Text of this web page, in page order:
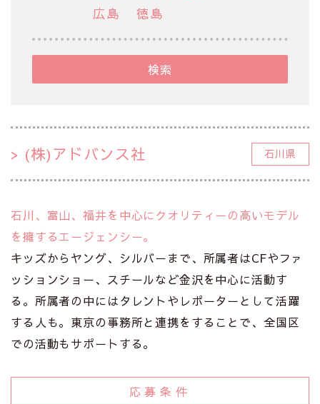
広島
徳島
検索
(株)アドバンス社 石川県
石川、富山、福井を中心にクオリティーの高いモデル
を擁するエージェンシー。
キッズからヤング、シルバーまで、所属者はCFやファ
ッションショー、スチールなど金沢を中心に活動す
る。所属者の中にはタレントやレポーターとして活躍
する人も。東京の事務所と連携をすることで、全国区
での活動もサポートする。
応募条件